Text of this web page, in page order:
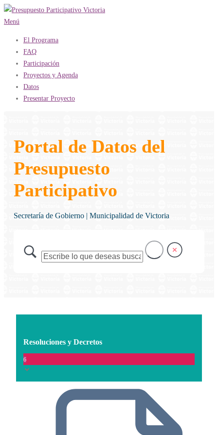
Saltar
al
Menú
El Programa
FAQ
Participación
Proyectos y Agenda
Datos
Presentar Proyecto
Portal de Datos del
Presupuesto
Participativo
Secretaría de Gobierno | Municipalidad de Victoria
Resoluciones y Decretos
6